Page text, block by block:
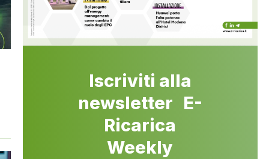
Iscriviti alla
newsletter E-
Ricarica
Weekly